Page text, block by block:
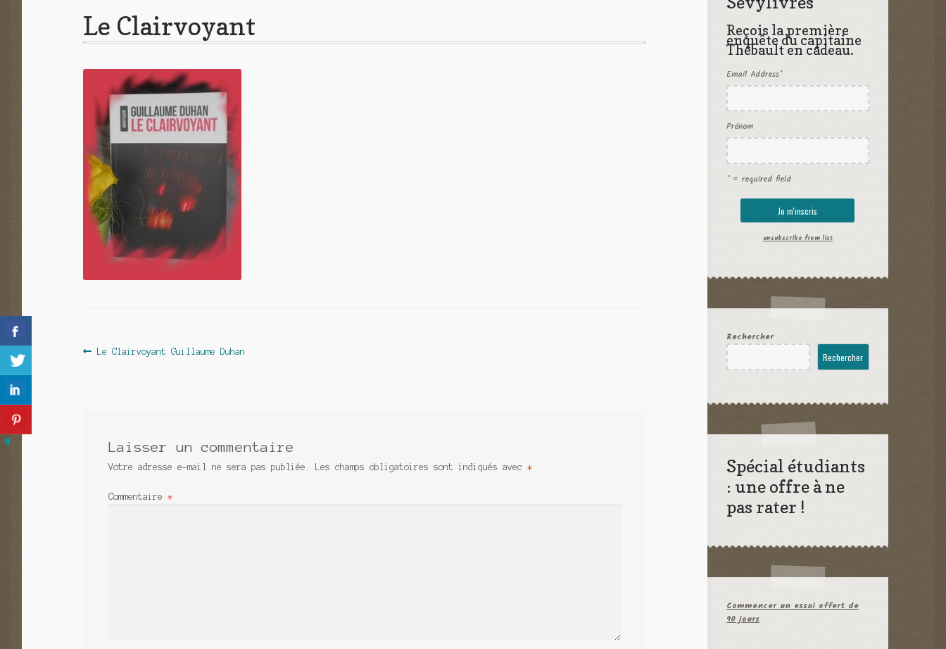
Le Clairvoyant
Navigation
Article
Le Clairvoyant Guillaume Duhan
Laisser un commentaire
Votre adresse e-mail ne sera pas publiée. Les champs obligatoires sont indiqués avec*
Commentaire*
Reçois la première
enquête du capitaine
Thébault en cadeau.
Email Address*
Prénom
* = required field
unsubscribe from list
Rechercher
Rechercher
Spécial étudiants
: une offre à ne
pas rater !
Commencer un essai offert de
90 jours